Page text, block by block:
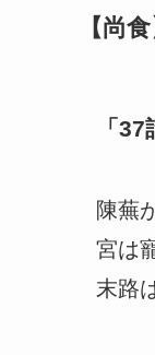
【尚
「37
陳蕪
宮は
末路